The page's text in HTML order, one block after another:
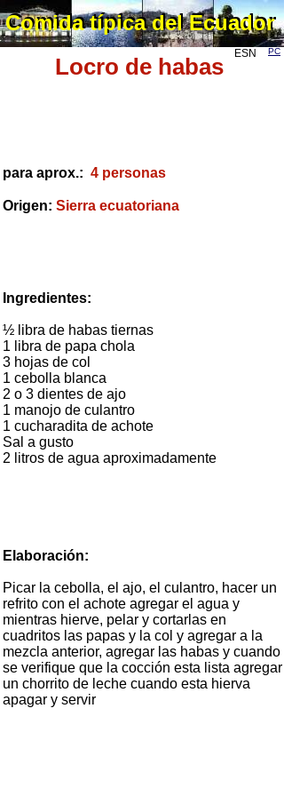
Ingredientes:
½ libra de habas tiernas
1 libra de papa chola
3 hojas de col
1 cebolla blanca
2 o 3 dientes de ajo
1 manojo de culantro
1 cucharadita de achote
Sal a gusto
2 litros de agua aproximadamente
Elaboración:
Picar la cebolla, el ajo, el culantro, hacer un
refrito con el achote agregar el agua y
mientras hierve, pelar y cortarlas en
cuadritos las papas y la col y agregar a la
mezcla anterior, agregar las habas y cuando
se verifique que la cocción esta lista agregar
un chorrito de leche cuando esta hierva
apagar y servir
para aprox.: 4 personas
Origen: Sierra ecuatoriana
PC
Comida típica del Ecuador
Comida típica del Ecuador
Locro de habas ESN